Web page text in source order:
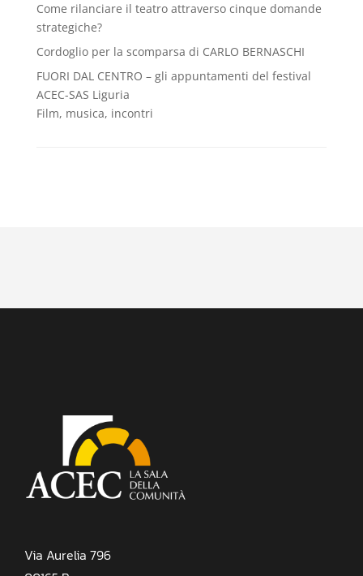
Come rilanciare il teatro attraverso cinque domande
strategiche?
Cordoglio per la scomparsa di CARLO BERNASCHI
FUORI DAL CENTRO – gli appuntamenti del festival
ACEC-SAS Liguria
Film, musica, incontri
Via Aurelia 796